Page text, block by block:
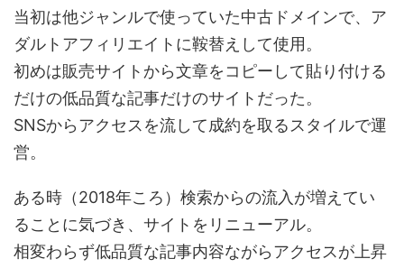
当初は他ジャンルで使っていた中古ドメインで、ア
ダルトアフィリエイトに鞍替えして使用。
初めは販売サイトから文章をコピーして貼り付ける
だけの低品質な記事だけのサイトだった。
SNSからアクセスを流して成約を取るスタイルで運
営。
ある時（2018年ころ）検索からの流入が増えてい
ることに気づき、サイトをリニューアル。
相変わらず低品質な記事内容ながらアクセスが上昇